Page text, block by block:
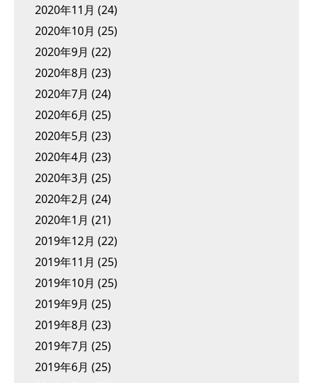
2020年11月 (24)
2020年10月 (25)
2020年9月 (22)
2020年8月 (23)
2020年7月 (24)
2020年6月 (25)
2020年5月 (23)
2020年4月 (23)
2020年3月 (25)
2020年2月 (24)
2020年1月 (21)
2019年12月 (22)
2019年11月 (25)
2019年10月 (25)
2019年9月 (25)
2019年8月 (23)
2019年7月 (25)
2019年6月 (25)